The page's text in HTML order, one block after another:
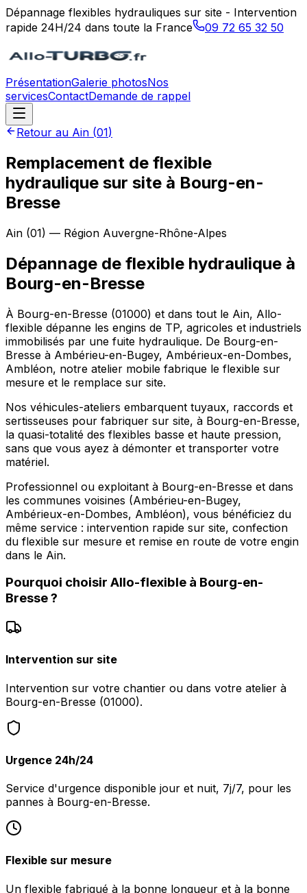
Dépannage flexibles hydrauliques sur site - Intervention
rapide 24H/24 dans toute la France
09 72 65 32 50
PrésentationGalerie photosNos
servicesContactDemande de rappel
Retour au Ain (01)
Remplacement de flexible
hydraulique sur site à Bourg-en-
Bresse
Ain (01) — Région Auvergne-Rhône-Alpes
Dépannage de flexible hydraulique à
Bourg-en-Bresse
À Bourg-en-Bresse (01000) et dans tout le Ain, Allo-
flexible dépanne les engins de TP, agricoles et industriels
immobilisés par une fuite hydraulique. De Bourg-en-
Bresse à Ambérieu-en-Bugey, Ambérieux-en-Dombes,
Ambléon, notre atelier mobile fabrique le flexible sur
mesure et le remplace sur site.
Nos véhicules-ateliers embarquent tuyaux, raccords et
sertisseuses pour fabriquer sur site, à Bourg-en-Bresse,
la quasi-totalité des flexibles basse et haute pression,
sans que vous ayez à démonter et transporter votre
matériel.
Professionnel ou exploitant à Bourg-en-Bresse et dans
les communes voisines (Ambérieu-en-Bugey,
Ambérieux-en-Dombes, Ambléon), vous bénéficiez du
même service : intervention rapide sur site, confection
du flexible sur mesure et remise en route de votre engin
dans le Ain.
Pourquoi choisir Allo-flexible à Bourg-en-
Bresse?
Intervention sur site
Intervention sur votre chantier ou dans votre atelier à
Bourg-en-Bresse (01000).
Urgence 24h/24
Service d'urgence disponible jour et nuit, 7j/7, pour les
pannes à Bourg-en-Bresse.
Flexible sur mesure
Un flexible fabriqué à la bonne longueur et à la bonne